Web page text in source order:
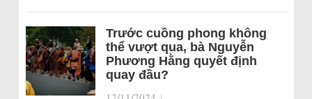
Trước cuồng phong không
thể vượt qua, bà Nguyễn
Phương Hằng quyết định
quay đầu?